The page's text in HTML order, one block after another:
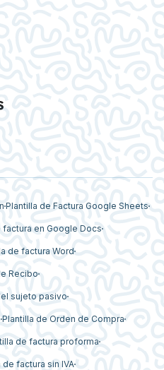
Plantilla de Factura Google Sheets
factura en Google Docs
de factura Word
Recibo
sujeto pasivo
Plantilla de Orden de Compra
de factura proforma
de factura sin IVA